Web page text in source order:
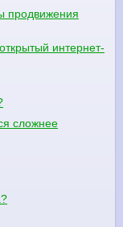
продвижения
интернет-
сложнее